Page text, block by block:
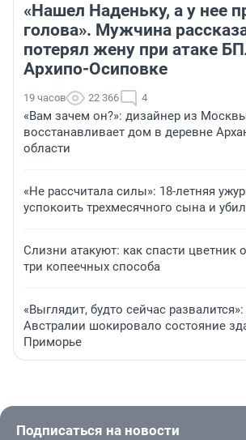
«Нашел Наденьку, а у нее
голова». Мужчина
потерял жену при атаке
Архипо-Осиповке
19 часов 22 366 4
«Вам зачем он?»: дизайнер из
восстанавливает дом в деревне
области
«Не рассчитала силы»: 18-летняя
успокоить трехмесячного сына и
Слизни атакуют: как спасти цветник
три копеечных способа
«Выглядит, будто сейчас
Австралии шокировало состояние
Приморье
Подписаться на новости